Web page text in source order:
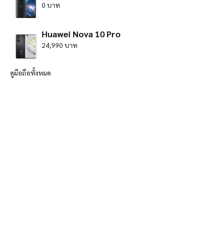
0 บาท
Huawei Nova 10 Pro
24,990 บาท
ดูมือถือทั้งหมด